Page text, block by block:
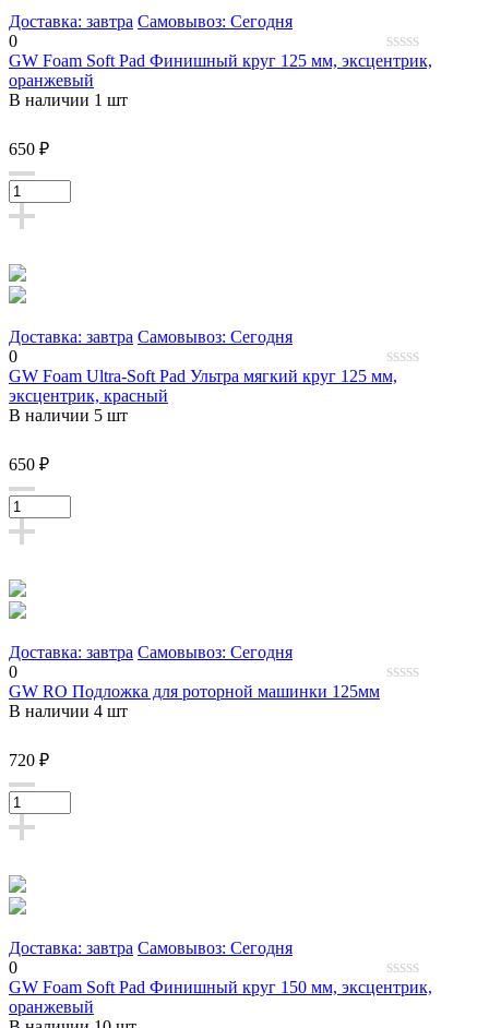
Доставка: завтра Самовывоз: Сегодня
0
0
GW Foam Soft Pad Финишный круг 125 мм, эксцентрик,
оранжевый
В наличии 1 шт
650 ₽
Доставка: завтра Самовывоз: Сегодня
0
0
GW Foam Ultra-Soft Pad Ультра мягкий круг 125 мм,
эксцентрик, красный
В наличии 5 шт
650 ₽
Доставка: завтра Самовывоз: Сегодня
0
GW RO Подложка для роторной машинки 125мм
В наличии 4 шт
720 ₽
Доставка: завтра Самовывоз: Сегодня
0
0
GW Foam Soft Pad Финишный круг 150 мм, эксцентрик,
оранжевый